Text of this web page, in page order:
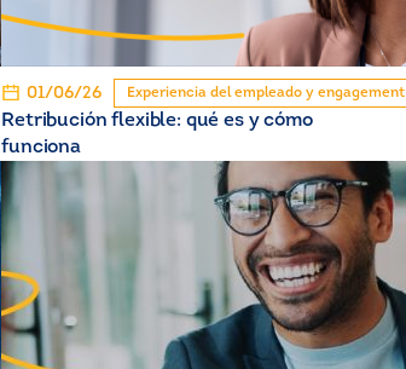
01/06/26 Experiencia del empleado y engagement
Retribución flexible: qué es y cómo
funciona